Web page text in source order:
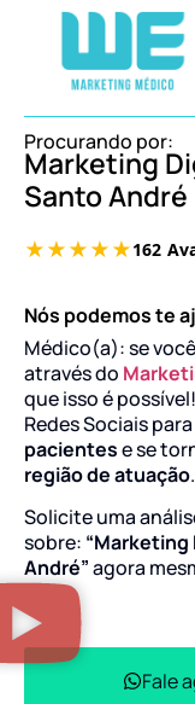
Procurando por:
Marketing
Santo André
Nós podemos te
Médico(a): se
através do
que isso é
Redes Sociais
pacientese se
região de atuação.
Solicite uma
sobre: “Marketing
André”agora
Fale